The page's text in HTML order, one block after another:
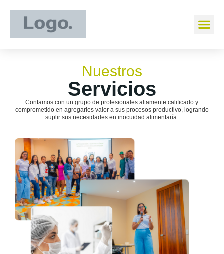
Nuestros
Servicios
Contamos con un grupo de profesionales altamente calificado y
comprometido en agregarles valor a sus procesos productivo, logrando
suplir sus necesidades en inocuidad alimentaría.